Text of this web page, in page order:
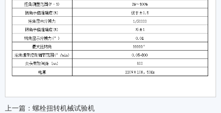
上一篇： 螺栓扭转机械试验机